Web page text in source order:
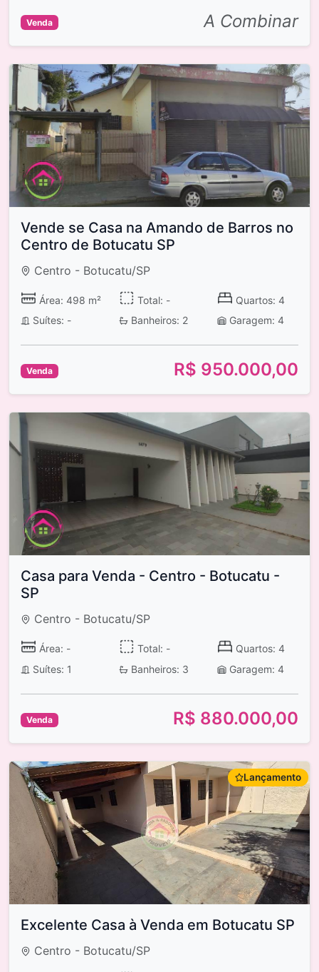
Venda A Combinar
Vende se Casa na Amando de Barros no
Centro de Botucatu SP
Centro - Botucatu/SP
Área: 498 m² Total: -
Quartos: 4
Suítes: -
Banheiros: 2 Garagem: 4
Venda R$ 950.000,00
Casa para Venda - Centro - Botucatu -
SP
Centro - Botucatu/SP
Área: - Total: -
Quartos: 4
Suítes: 1
Banheiros: 3 Garagem: 4
Venda R$ 880.000,00
Lançamento
Excelente Casa à Venda em Botucatu SP
Centro - Botucatu/SP